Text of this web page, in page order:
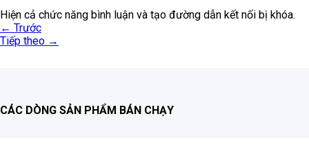
Hiện cả chức năng bình luận và tạo đường dẫn kết nối bị khóa.
← Trước
Tiếp theo →
CÁC DÒNG SẢN PHẨM BÁN CHẠY